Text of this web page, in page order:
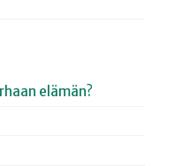
elämän?